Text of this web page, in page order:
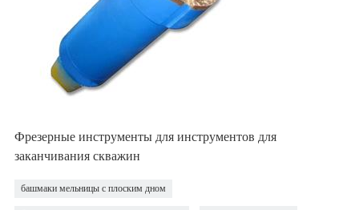
Фрезерные инструменты для инструментов для
заканчивания скважин
башмаки мельницы с плоским дном